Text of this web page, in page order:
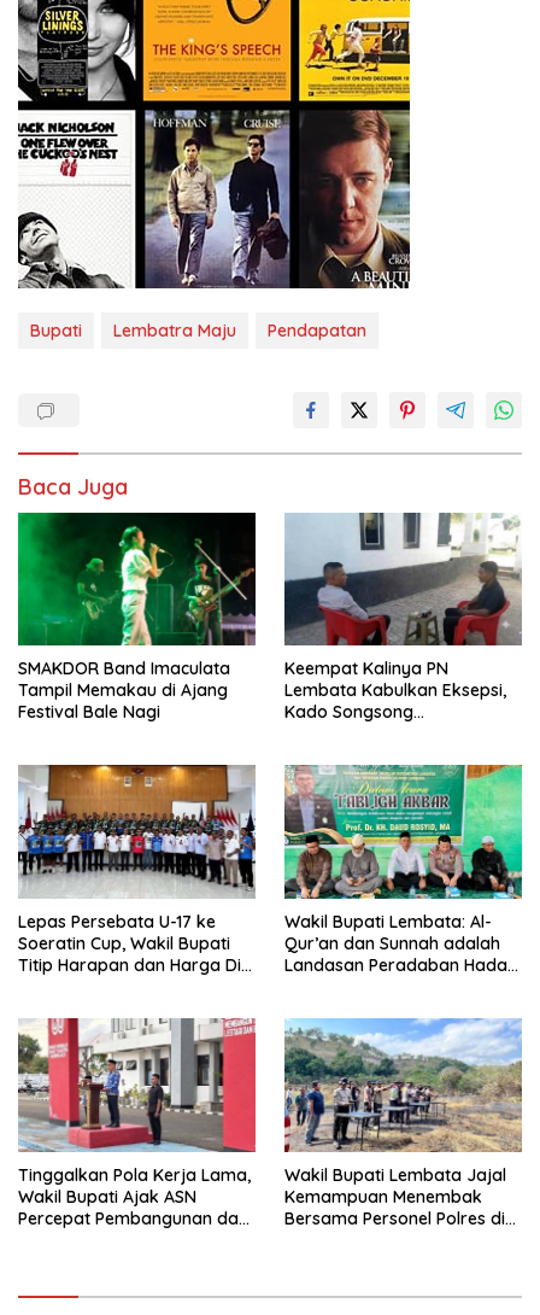
Bupati Lembatra Maju Pendapatan
Baca Juga
SMAKDOR Band Imaculata
Tampil Memakau di Ajang
Festival Bale Nagi
Keempat Kalinya PN
Lembata Kabulkan Eksepsi,
Kado Songsong
Lepas Persebata U-17 ke
Soeratin Cup, Wakil Bupati
Titip Harapan dan Harga Diri
Wakil Bupati Lembata: Al-
Qur’an dan Sunnah adalah
Landasan Peradaban Hadapi
Tinggalkan Pola Kerja Lama,
Wakil Bupati Ajak ASN
Percepat Pembangunan dan
Wakil Bupati Lembata Jajal
Kemampuan Menembak
Bersama Personel Polres di